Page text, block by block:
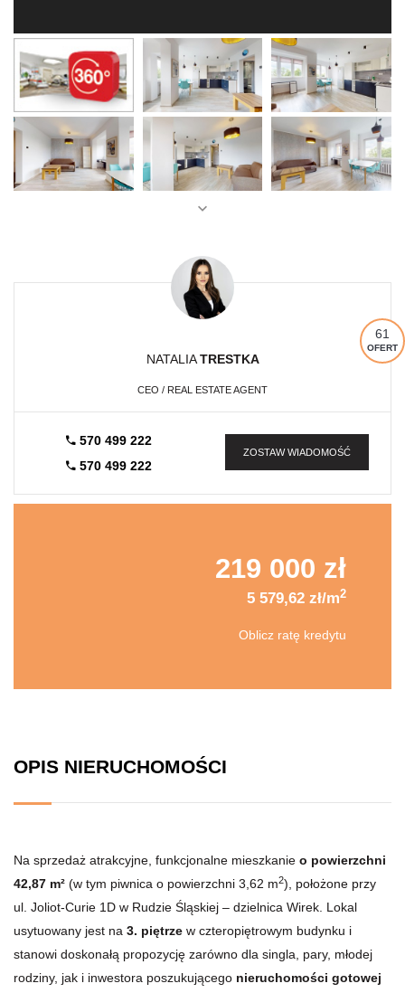
61
OFERT
NATALIATRESTKA
CEO / REAL ESTATE AGENT
570 499 222
570 499 222
ZOSTAW WIADOMOŚĆ
219 000 zł
5 579,62 zł/m2
Oblicz ratę kredytu
OPIS NIERUCHOMOŚCI
Na sprzedaż atrakcyjne, funkcjonalne mieszkanie o powierzchni
42,87 m² (w tym piwnica o powierzchni 3,62 m2), położone przy
ul. Joliot-Curie 1D w Rudzie Śląskiej – dzielnica Wirek. Lokal
usytuowany jest na 3. piętrze w czteropiętrowym budynku i
stanowi doskonałą propozycję zarówno dla singla, pary, młodej
rodziny, jak i inwestora poszukującego nieruchomości gotowej